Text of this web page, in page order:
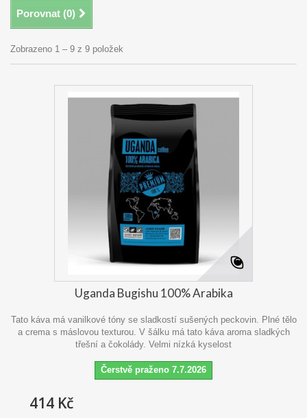
Porovnat (0)
Zobrazeno 1 – 9 z 9 položek
Uganda Bugishu 100% Arabika
Tato káva má vanilkové tóny se sladkostí sušených peckovin. Plné tělo
a crema s máslovou texturou. V šálku má tato káva aroma sladkých
třešní a čokolády. Velmi nízká kyselost
Čerstvě praženo 7.7.2026
414 Kč